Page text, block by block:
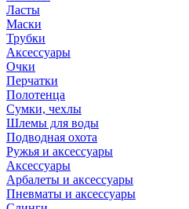
Ласты
Маски
Трубки
Аксессуары
Очки
Перчатки
Полотенца
Сумки, чехлы
Шлемы для воды
Подводная охота
Ружья и аксессуары
Аксессуары
Арбалеты и аксессуары
Пневматы и аксессуары